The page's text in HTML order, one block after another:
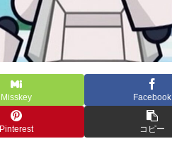
Misskey Facebook
Pinterest コピー